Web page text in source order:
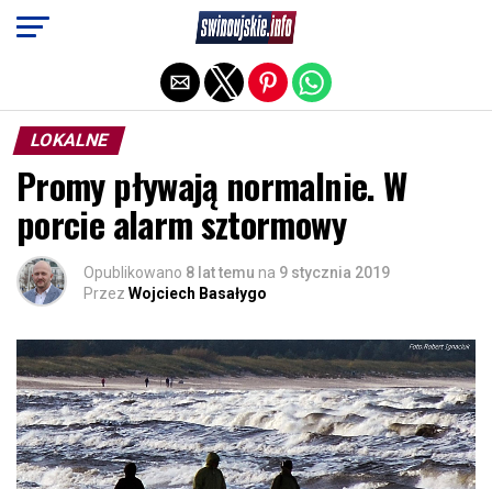
LOKALNE
Promy pływają normalnie. W
porcie alarm sztormowy
Opublikowano 8 lat temu na 9 stycznia 2019
Przez Wojciech Basałygo
Exit mobile version